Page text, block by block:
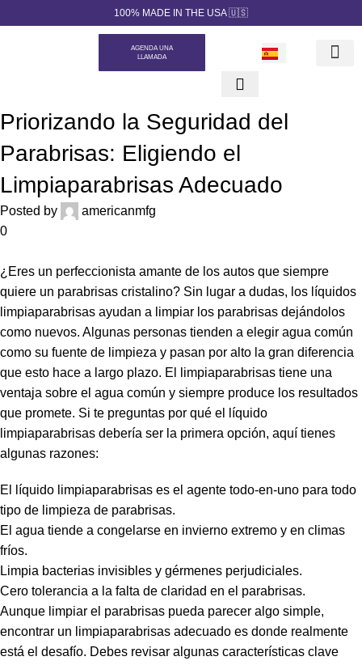
100% MADE IN THE USA 🇺🇸
AGENDA UNA
LLAMADA
SOLUCIONES QUÍMICAS PARA EL SECTOR AUTOMOTRIZ
Priorizando la Seguridad del
Parabrisas: Eligiendo el
Limpiaparabrisas Adecuado
Posted by
americanmfg
0
¿Eres un perfeccionista amante de los autos que siempre
quiere un parabrisas cristalino? Sin lugar a dudas, los líquidos
limpiaparabrisas ayudan a limpiar los parabrisas dejándolos
como nuevos. Algunas personas tienden a elegir agua común
como su fuente de limpieza y pasan por alto la gran diferencia
que esto hace a largo plazo. El limpiaparabrisas tiene una
ventaja sobre el agua común y siempre produce los resultados
que promete. Si te preguntas por qué el líquido
limpiaparabrisas debería ser la primera opción, aquí tienes
algunas razones:
El líquido limpiaparabrisas es el agente todo-en-uno para todo
tipo de limpieza de parabrisas.
El agua tiende a congelarse en invierno extremo y en climas
fríos.
Limpia bacterias invisibles y gérmenes perjudiciales.
Cero tolerancia a la falta de claridad en el parabrisas.
Aunque limpiar el parabrisas pueda parecer algo simple,
encontrar un limpiaparabrisas adecuado es donde realmente
está el desafío. Debes revisar algunas características clave